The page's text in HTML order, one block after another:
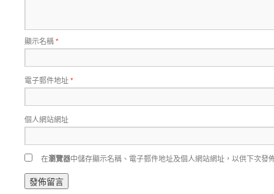
顯示名稱*
電子郵件地址*
個人網站網址
在瀏覽器中儲存顯示名稱、電子郵件地址及個人網站網址，以供下次發